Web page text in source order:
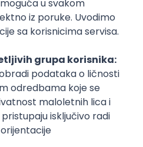
NoSQL Python
Docker
Cloud
Microservices